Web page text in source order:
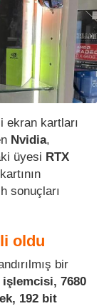
ekran kartları
Nvidia,
üyesi RTX
sonuçları
oldu
bir
işlemcisi, 7680
192 bit